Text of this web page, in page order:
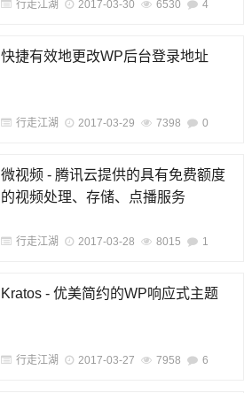
行走江湖 2017-03-30 6530 4
快捷有效地更改WP后台登录地址
行走江湖 2017-03-29 7398 0
微视频 - 腾讯云提供的具有免费额度
的视频处理、存储、点播服务
行走江湖 2017-03-28 8015 1
Kratos - 优美简约的WP响应式主题
行走江湖 2017-03-27 7958 6